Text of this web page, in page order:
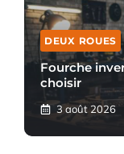
DEUX ROUES
Fourche
choisir
3 août 2026